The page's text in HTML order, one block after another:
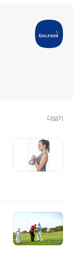
더보기